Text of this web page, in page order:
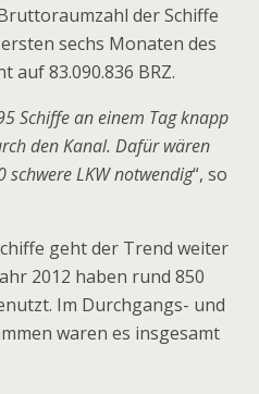
der Schiffe
sechs Monaten des
auf 83.090.836 BRZ.
Schiffe an einem Tag knapp
den Kanal. Dafür wären
schwere LKW notwendig“, so
geht der Trend weiter
2012 haben rund 850
Im Durchgangs- und
waren es insgesamt